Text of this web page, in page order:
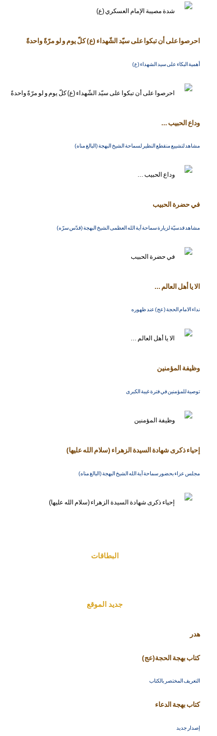
احرصوا على أن تبكوا على سيّد الشّهداء (ع) كلّ يوم و لو مرّةً واحدةً
أهمية البكاء على سيد الشهداء (ع)
وداع الحبيب ...
مشاهد لتشييع منقطع النظير لسماحة الشيخ البهجة (البالغ مناه)
في حضرة الحبيب
مشاهد قدسيّة لزيارة سماحة آية الله العظمى الشيخ البهجة (قدّس سرّه)
الا يا أهل العالم ...
نداء الامام الحجة (عج) عند ظهوره
وظيفة المؤمنين
توصية للمؤمنين في فترة غيبة الكبرى
إحياء ذكرى شهادة السيدة الزهراء (سلام الله عليها)
مجلس عزاء بحضور سماحة آية الله الشيخ البهجة (البالغ مناه)
البطاقات
جديد الموقع
هدر
كتاب بهجة الحجة(عج)
التعريف المختصر بالكتاب
كتاب بهجة الدعاء
إصدار جديد